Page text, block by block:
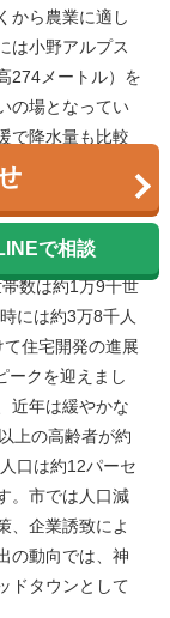
から農業に適し
は小野アルプス
274メートル）を
の場となってい
で降水量も比較
。
数は約1万9千世
には約3万8千人
住宅開発の進展
ークを迎えまし
近年は緩やかな
上の高齢者が約
口は約12パーセ
。市では人口減
、企業誘致によ
の動向では、神
ドタウンとして
で相談